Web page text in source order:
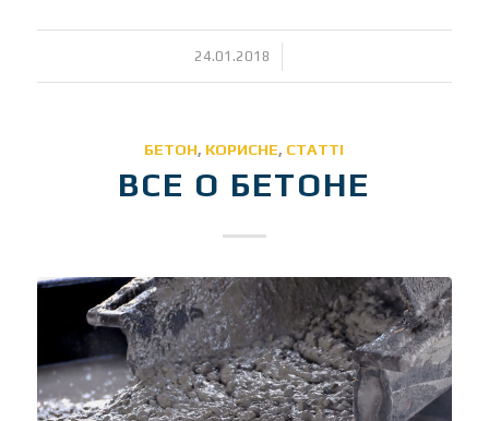
24.01.2018
/
БЕТОН, КОРИСНЕ, СТАТТІ
ВСЕ О БЕТОНЕ